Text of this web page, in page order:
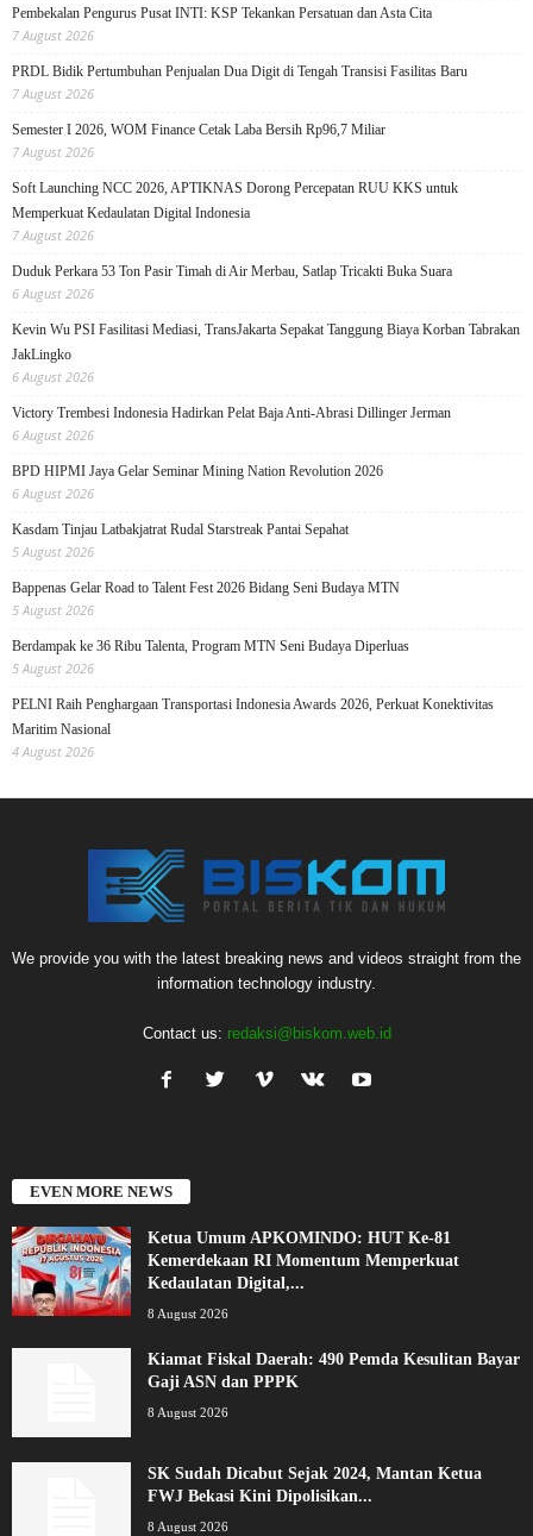
Pembekalan Pengurus Pusat INTI: KSP Tekankan Persatuan dan Asta Cita
7 August 2026
PRDL Bidik Pertumbuhan Penjualan Dua Digit di Tengah Transisi Fasilitas Baru
7 August 2026
Semester I 2026, WOM Finance Cetak Laba Bersih Rp96,7 Miliar
7 August 2026
Soft Launching NCC 2026, APTIKNAS Dorong Percepatan RUU KKS untuk
Memperkuat Kedaulatan Digital Indonesia
7 August 2026
Duduk Perkara 53 Ton Pasir Timah di Air Merbau, Satlap Tricakti Buka Suara
6 August 2026
Kevin Wu PSI Fasilitasi Mediasi, TransJakarta Sepakat Tanggung Biaya Korban Tabrakan
JakLingko
6 August 2026
Victory Trembesi Indonesia Hadirkan Pelat Baja Anti-Abrasi Dillinger Jerman
6 August 2026
BPD HIPMI Jaya Gelar Seminar Mining Nation Revolution 2026
6 August 2026
Kasdam Tinjau Latbakjatrat Rudal Starstreak Pantai Sepahat
5 August 2026
Bappenas Gelar Road to Talent Fest 2026 Bidang Seni Budaya MTN
5 August 2026
Berdampak ke 36 Ribu Talenta, Program MTN Seni Budaya Diperluas
5 August 2026
PELNI Raih Penghargaan Transportasi Indonesia Awards 2026, Perkuat Konektivitas
Maritim Nasional
4 August 2026
We provide you with the latest breaking news and videos straight from the
information technology industry.
Contact us: redaksi@biskom.web.id
EVEN MORE NEWS
Ketua Umum APKOMINDO: HUT Ke-81
Kemerdekaan RI Momentum Memperkuat
Kedaulatan Digital,...
8 August 2026
Kiamat Fiskal Daerah: 490 Pemda Kesulitan Bayar
Gaji ASN dan PPPK
8 August 2026
SK Sudah Dicabut Sejak 2024, Mantan Ketua
FWJ Bekasi Kini Dipolisikan...
8 August 2026